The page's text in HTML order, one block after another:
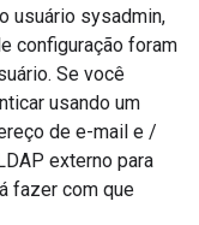
usuário sysadmin,
configuração foram
Se você
usando um
de e-mail e /
externo para
fazer com que